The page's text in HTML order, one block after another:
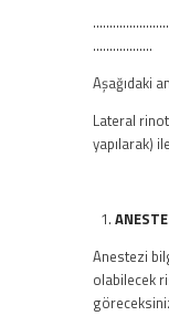
………………
Aşağıdaki
Lateral
yapılarak)
Anestezi
olabilecek